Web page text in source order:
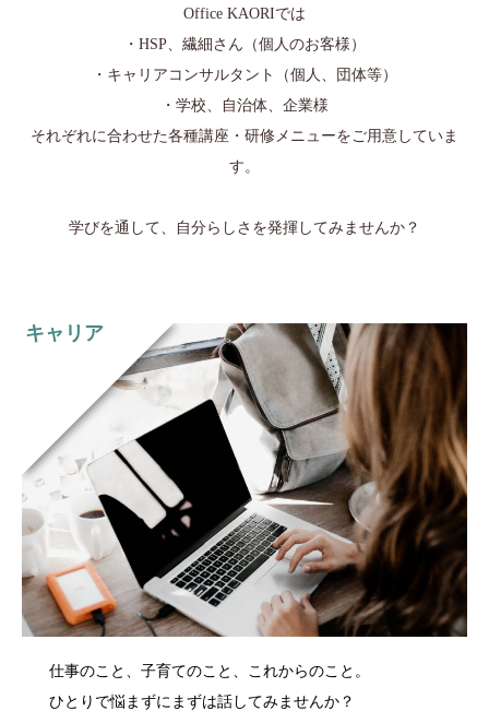
Office KAORIでは
・HSP、繊細さん（個人のお客様）
・キャリアコンサルタント（個人、団体等）
・学校、自治体、企業様
それぞれに合わせた各種講座・研修メニューをご用意していま
す。
学びを通して、自分らしさを発揮してみませんか？
キャリア
仕事のこと、子育てのこと、これからのこと。
ひとりで悩まずにまずは話してみませんか？